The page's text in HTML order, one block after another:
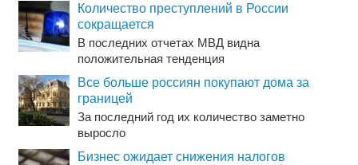
Количество преступлений в России
сокращается
В последних отчетах МВД видна
положительная тенденция
Все больше россиян покупают дома за
границей
За последний год их количество заметно
выросло
Бизнес ожидает снижения налогов